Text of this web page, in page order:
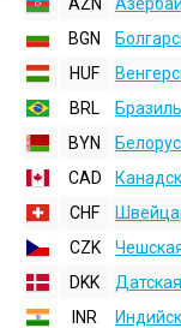
BGN
HUF
BRL
BYN
CAD
CHF
CZK
DKK
INR